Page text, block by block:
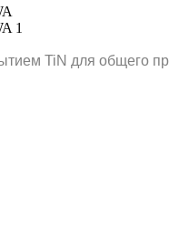
TiN для общего